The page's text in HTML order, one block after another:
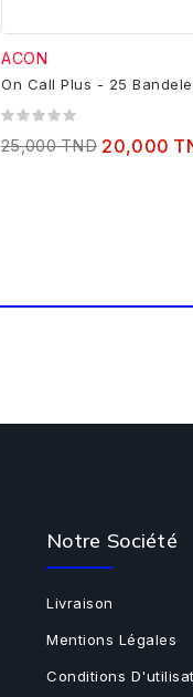
ACON
On Call Plus - 25
25,000 TND 20,000
Notre Société
Livraison
Mentions Légales
Conditions